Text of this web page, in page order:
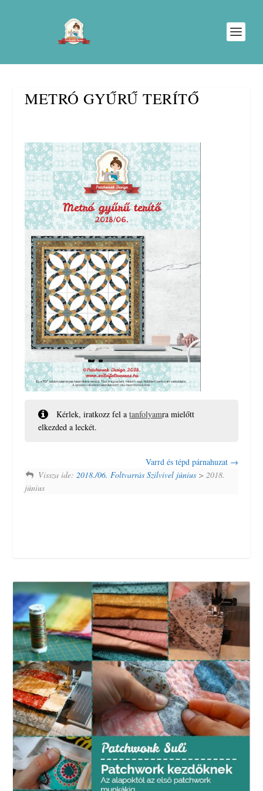
METRÓ GYŰRŰ TERÍTŐ
Kérlek, iratkozz fel atanfolyamra mielőtt
elkezded a leckét.
Varrd és tépd párnahuzat
Vissza ide:2018./06. Foltvarrás Szilvivel június > 2018.
június